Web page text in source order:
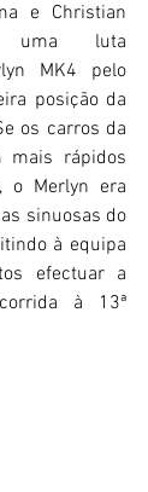
e Christian
uma luta
MK4 pelo
posição da
os carros da
mais rápidos
o Merlyn era
sinuosas do
à equipa
efectuar a
à 13ª